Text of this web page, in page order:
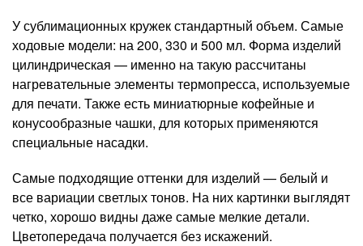
У сублимационных кружек стандартный объем. Самые
ходовые модели: на 200, 330 и 500 мл. Форма изделий
цилиндрическая — именно на такую рассчитаны
нагревательные элементы термопресса, используемые
для печати. Также есть миниатюрные кофейные и
конусообразные чашки, для которых применяются
специальные насадки.
Самые подходящие оттенки для изделий — белый и
все вариации светлых тонов. На них картинки выглядят
четко, хорошо видны даже самые мелкие детали.
Цветопередача получается без искажений.